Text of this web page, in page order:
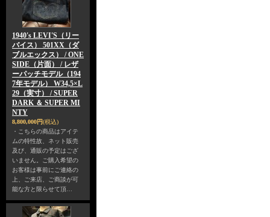
1940's LEVI'S（リー
バイス） 501XX（ダ
ブルエックス） / ONE
SIDE（片面） / レザ
ーパッチモデル（194
7年モデル） W34,5×L
29（実寸） / SUPER
DARK ＆ SUPER MI
NTY
8,800,000円(税込)
・こちらの商品はアイテ
ムの特性故、ネット販売
及び、通販の予定はござ
いません。ご購入希望の
お客様は事前にご連絡の
上、ご来店、ご商談が可
能な方と限らせて頂…